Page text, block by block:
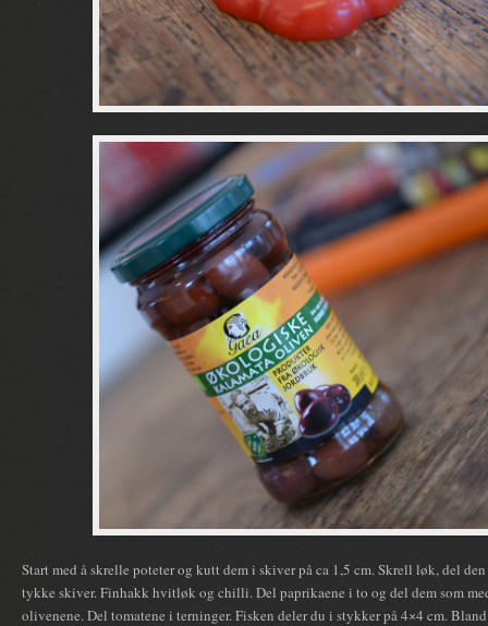
Start med å skrelle poteter og kutt dem i skiver på ca 1,5 cm. Skrell løk, del
tykke skiver. Finhakk hvitløk og chilli. Del paprikaene i to og del dem som
olivenene. Del tomatene i terninger. Fisken deler du i stykker på 4×4 cm.